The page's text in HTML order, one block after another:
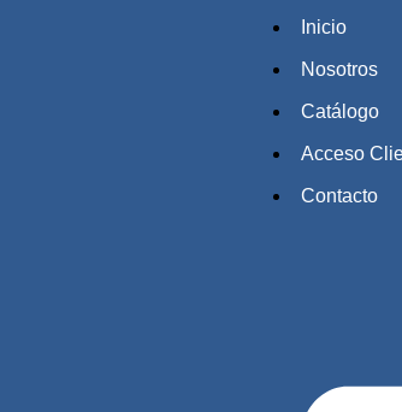
Inicio
Nosotros
Catálogo
Acceso
Contacto